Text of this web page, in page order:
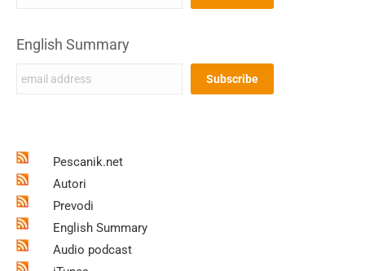
English Summary
Pescanik.net
Autori
Prevodi
English Summary
Audio podcast